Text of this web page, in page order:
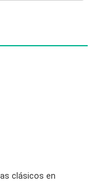
clásicos en